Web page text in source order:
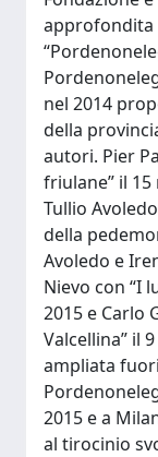
approfondita
nel 2014
della
autori. Pier
friulane” il
Tullio
della
Avoledo e
Nievo con “I
2015 e Carlo
Valcellina” il
ampliata
2015 e a
al tirocinio